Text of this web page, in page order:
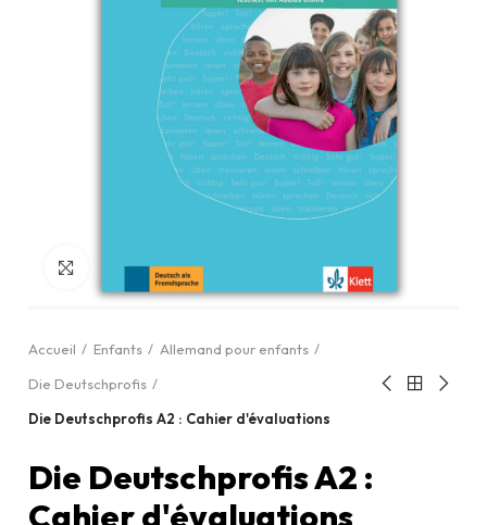
Cliquez pour agrandir
Accueil Enfants
Allemand pour enfants
Die Deutschprofis
Die Deutschprofis A2 : Cahier d'évaluations
Die Deutschprofis A2 :
Cahier d'évaluations